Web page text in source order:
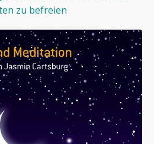
zu befreien